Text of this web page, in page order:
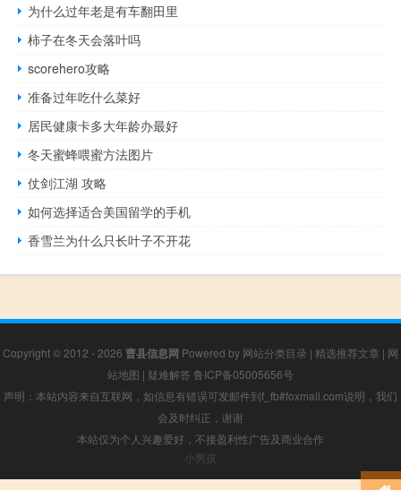
为什么过年老是有车翻田里
柿子在冬天会落叶吗
scorehero攻略
准备过年吃什么菜好
居民健康卡多大年龄办最好
冬天蜜蜂喂蜜方法图片
仗剑江湖 攻略
如何选择适合美国留学的手机
香雪兰为什么只长叶子不开花
Copyright © 2012 - 2026 曹县信息网 Powered by 网站分类目录 | 精选推荐文章 | 网
站地图 | 疑难解答 鲁ICP备05005656号
声明：本站内容来自互联网，如信息有错误可发邮件到f_fb#foxmail.com说明，我们
会及时纠正，谢谢
本站仅为个人兴趣爱好，不接盈利性广告及商业合作
小男孩